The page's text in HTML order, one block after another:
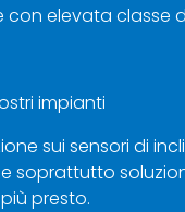
elevata classe
impianti
sui sensori di
presto.